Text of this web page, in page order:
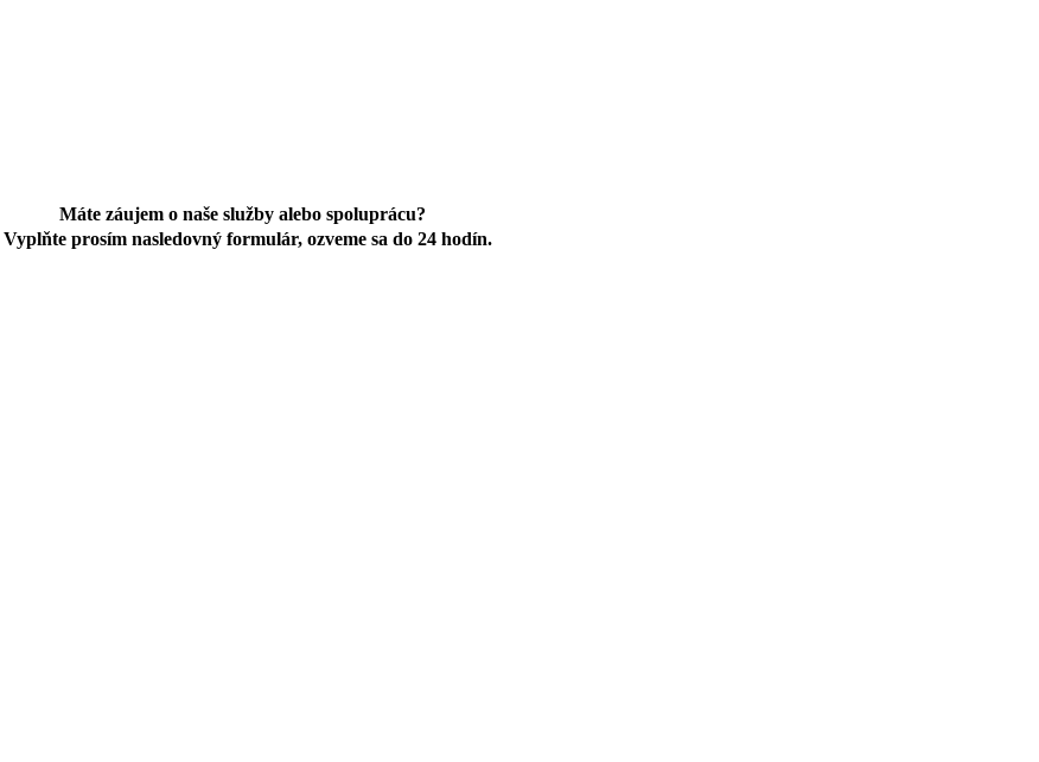
Máte záujem o naše služby alebo spoluprácu?
Vyplňte prosím nasledovný formulár, ozveme sa do 24 hodín.